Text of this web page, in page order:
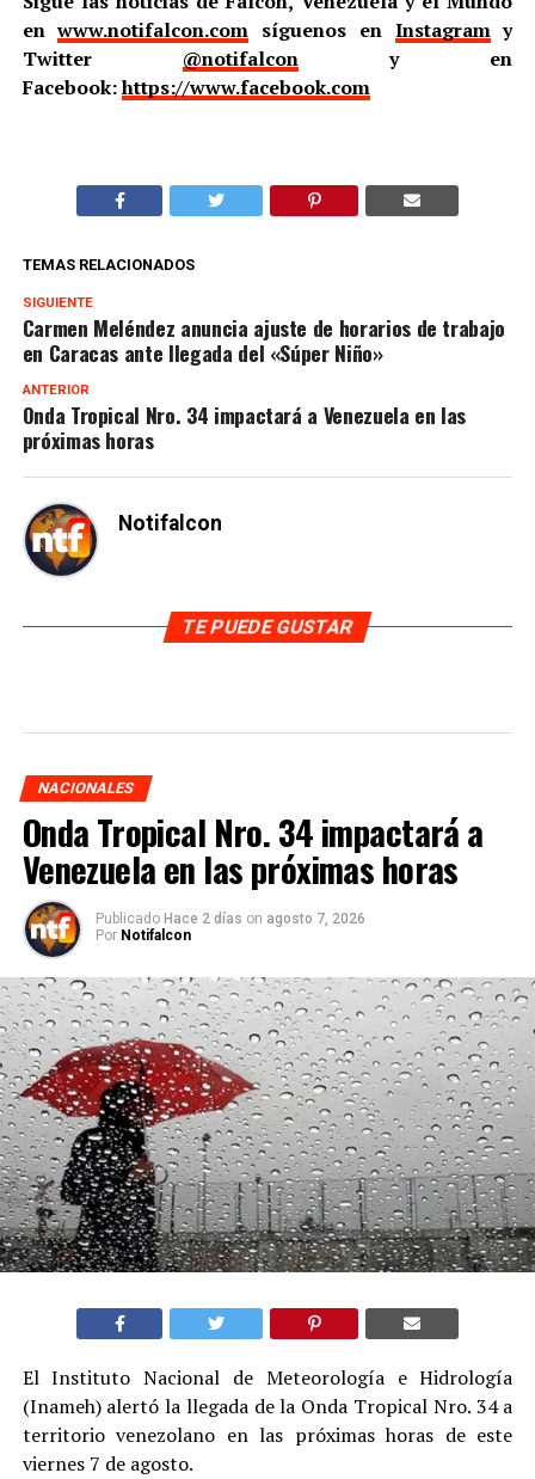
enwww.notifalcon.com síguenos en Instagramy
Twitter @notifalcony en
Facebook:https://www.facebook.com
TEMAS RELACIONADOS
SIGUIENTE
Carmen Meléndez anuncia ajuste de horarios de trabajo
en Caracas ante llegada del «Súper Niño»
ANTERIOR
Onda Tropical Nro. 34 impactará a Venezuela en las
próximas horas
Notifalcon
TE PUEDE GUSTAR
NACIONALES
Onda Tropical Nro. 34 impactará a
Venezuela en las próximas horas
Publicado Hace 2 días on agosto 7, 2026
Por Notifalcon
El Instituto Nacional de Meteorología e Hidrología
(Inameh) alertó la llegada de la Onda Tropical Nro. 34 a
territorio venezolano en las próximas horas de este
viernes 7 de agosto.